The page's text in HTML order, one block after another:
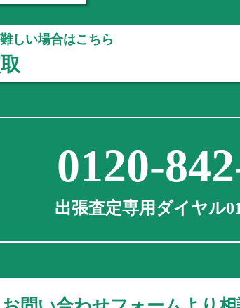
しい場合はこちら
0120-
出張査定専用ダイヤル